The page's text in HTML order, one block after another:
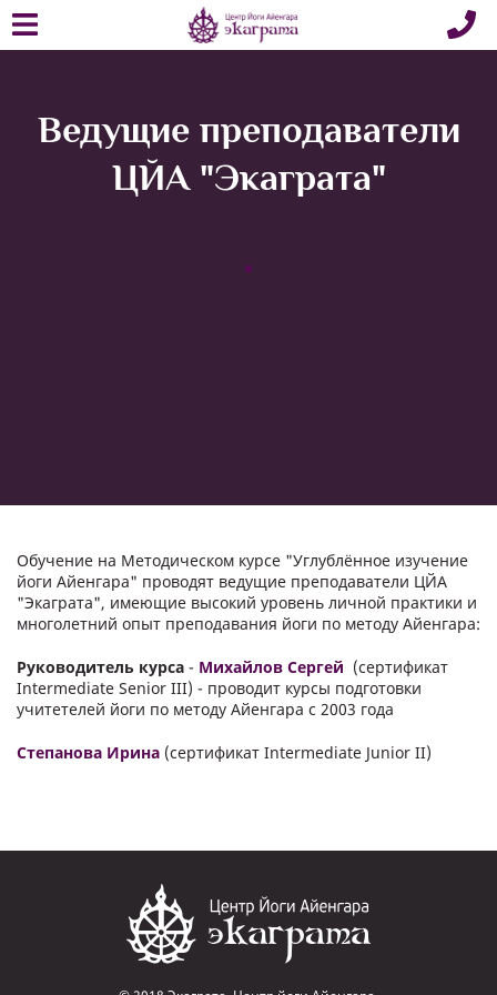
Ведущие преподаватели
ЦЙА "Экаграта"
Обучение на Методическом курсе "Углублённое изучение
йоги Айенгара" проводят ведущие преподаватели ЦЙА
"Экаграта", имеющие высокий уровень личной практики и
многолетний опыт преподавания йоги по методу Айенгара:
Руководитель курса - Михайлов Сергей (сертификат
Intermediate Senior III) - проводит курсы подготовки
учитетелей йоги по методу Айенгара с 2003 года
Степанова Ирина (сертификат Intermediate Junior II)